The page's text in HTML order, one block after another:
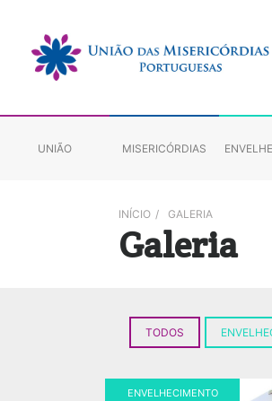
UNIÃO MISERICÓRDIAS
INÍCIO / GALERIA
Galeria
TODOS
ENVELHECIMENTO